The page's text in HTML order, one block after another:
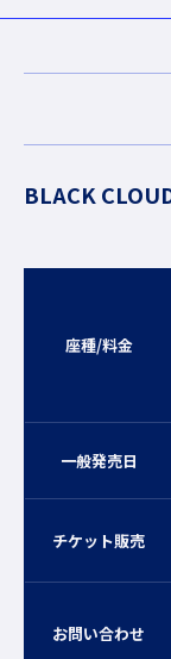
BLACK
座種/料金
一般発売日
チケット販売
お問い合わせ